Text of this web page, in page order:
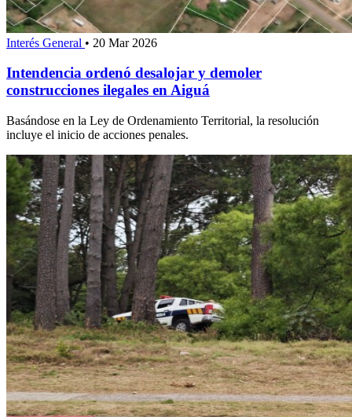
Interés General • 20 Mar 2026
Intendencia ordenó desalojar y demoler
construcciones ilegales en Aiguá
Basándose en la Ley de Ordenamiento Territorial, la resolución
incluye el inicio de acciones penales.